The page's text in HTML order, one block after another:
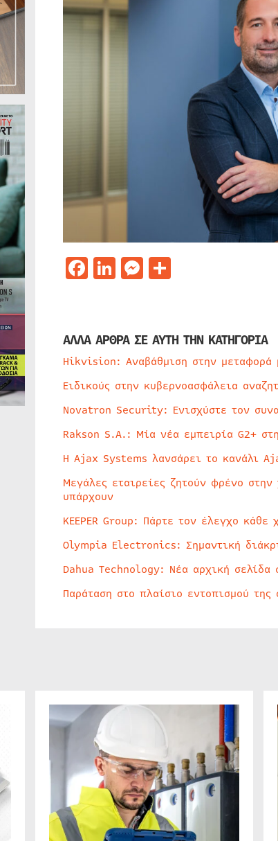
Facebook
LinkedIn
Messenger
ΑΛΛΑ ΑΡΘΡΑ ΣΕ ΑΥΤΗ ΤΗΝ ΚΑΤΗΓΟΡΙΑ
Hikvision: Αναβάθμιση στην
Ειδικούς στην κυβερνοασφάλεια
Novatron Security: Ενισχύστε τον
Rakson S.A.: Μία νέα εμπειρία G2+
Η Ajax Systems λανσάρει το κανάλι
Μεγάλες εταιρείες ζητούν φρένο
υπάρχουν
KEEPER Group: Πάρτε τον έλεγχο
Olympia Electronics: Σημαντική
Dahua Technology: Νέα αρχική σελίδα
Παράταση στο πλαίσιο εντοπισμού